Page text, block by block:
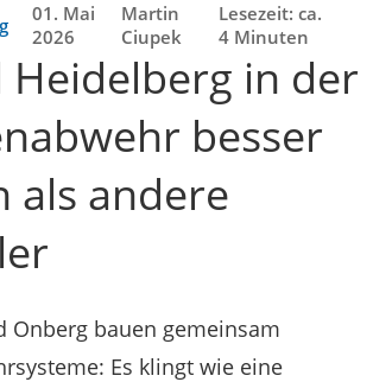
01. Mai
2026
Martin
Ciupek
Lesezeit: ca.
4 Minuten
Heidelberg in der
besser
als andere
Onberg bauen gemeinsam
Es klingt wie eine